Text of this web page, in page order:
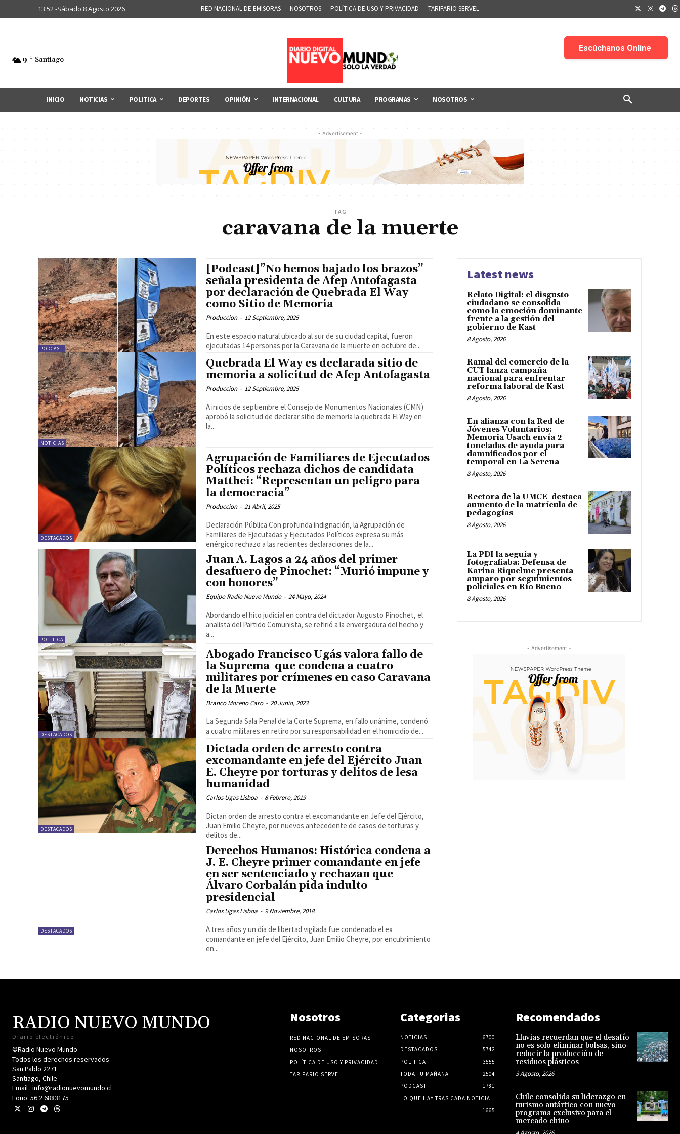
13:52 -Sábado 8 Agosto 2026 RED NACIONAL DE EMISORAS NOSOTROS POLÍTICA DE USO Y PRIVACIDAD TARIFARIO SERVEL
9 C Santiago
INICIO NOTICIAS POLITICA DEPORTES OPINIÓN INTERNACIONAL CULTURA PROGRAMAS NOSOTROS
- Advertisement -
TAG
caravana de la muerte
PODCAST
[Podcast]”No hemos bajado los brazos”
señala presidenta de Afep Antofagasta
por declaración de Quebrada El Way
como Sitio de Memoria
Produccion - 12 Septiembre, 2025
En este espacio natural ubicado al sur de su ciudad capital, fueron
ejecutadas 14 personas por la Caravana de la muerte en octubre de...
NOTICIAS
Quebrada El Way es declarada sitio de
memoria a solicitud de Afep Antofagasta
Produccion - 12 Septiembre, 2025
A inicios de septiembre el Consejo de Monumentos Nacionales (CMN)
aprobó la solicitud de declarar sitio de memoria la quebrada El Way en
la...
DESTACADOS
Agrupación de Familiares de Ejecutados
Políticos rechaza dichos de candidata
Matthei: “Representan un peligro para
la democracia”
Produccion - 21 Abril, 2025
Declaración Pública Con profunda indignación, la Agrupación de
Familiares de Ejecutadas y Ejecutados Políticos expresa su más
enérgico rechazo a las recientes declaraciones de la...
POLITICA
Juan A. Lagos a 24 años del primer
desafuero de Pinochet: “Murió impune y
con honores”
Equipo Radio Nuevo Mundo - 24 Mayo, 2024
Abordando el hito judicial en contra del dictador Augusto Pinochet, el
analista del Partido Comunista, se refirió a la envergadura del hecho y
a...
DESTACADOS
Abogado Francisco Ugás valora fallo de
la Suprema que condena a cuatro
militares por crímenes en caso Caravana
de la Muerte
Branco Moreno Caro - 20 Junio, 2023
La Segunda Sala Penal de la Corte Suprema, en fallo unánime, condenó
a cuatro militares en retiro por su responsabilidad en el homicidio de...
DESTACADOS
Dictada orden de arresto contra
excomandante en jefe del Ejército Juan
E. Cheyre por torturas y delitos de lesa
humanidad
Carlos Ugas Lisboa - 8 Febrero, 2019
Dictan orden de arresto contra el excomandante en Jefe del Ejército,
Juan Emilio Cheyre, por nuevos antecedente de casos de torturas y
delitos de...
DESTACADOS
Derechos Humanos: Histórica condena a
J. E. Cheyre primer comandante en jefe
en ser sentenciado y rechazan que
Álvaro Corbalán pida indulto
presidencial
Carlos Ugas Lisboa - 9 Noviembre, 2018
A tres años y un día de libertad vigilada fue condenado el ex
comandante en jefe del Ejército, Juan Emilio Cheyre, por encubrimiento
en...
Latest news
Relato Digital: el disgusto
ciudadano se consolida
como la emoción dominante
frente a la gestión del
gobierno de Kast
8 Agosto, 2026
Ramal del comercio de la
CUT lanza campaña
nacional para enfrentar
reforma laboral de Kast
8 Agosto, 2026
En alianza con la Red de
Jóvenes Voluntarios:
Memoria Usach envía 2
toneladas de ayuda para
damnificados por el
temporal en La Serena
8 Agosto, 2026
Rectora de la UMCE destaca
aumento de la matrícula de
pedagogías
8 Agosto, 2026
La PDI la seguía y
fotografiaba: Defensa de
Karina Riquelme presenta
amparo por seguimientos
policiales en Río Bueno
8 Agosto, 2026
- Advertisement -
RADIO NUEVO MUNDO
Diario electrónico
©Radio Nuevo Mundo.
Todos los derechos reservados
San Pablo 2271.
Santiago, Chile
Email : info@radionuevomundo.cl
Fono: 56 2 6883175
Nosotros
RED NACIONAL DE EMISORAS
NOSOTROS
POLÍTICA DE USO Y PRIVACIDAD
TARIFARIO SERVEL
Categorias
NOTICIAS
6700
DESTACADOS
5742
POLITICA
3555
TODA TU MAÑANA
2504
PODCAST
1781
LO QUE HAY TRAS CADA NOTICIA
1665
Recomendados
Lluvias recuerdan que el desafío
no es solo eliminar bolsas, sino
reducir la producción de
residuos plásticos
3 Agosto, 2026
Chile consolida su liderazgo en
turismo antártico con nuevo
programa exclusivo para el
mercado chino